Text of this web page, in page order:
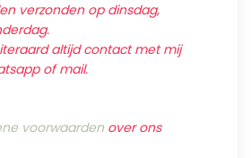
verzonden op dinsdag,
altijd contact met mij
of mail.
voorwaarden over ons